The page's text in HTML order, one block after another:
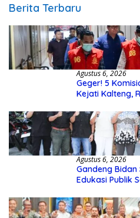
Berita Terbaru
Agustus 6, 2026
Geger! 5
Kejati Kalteng,
Agustus 6, 2026
Gandeng Bidan
Edukasi Publik